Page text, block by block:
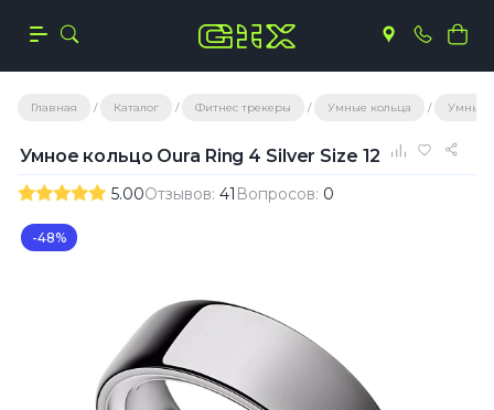
Главная Каталог Фитнес трекеры Умные кольца Умные
Умное кольцо Oura Ring 4 Silver Size 12
5.00Отзывов: 41 Вопросов: 0
-48%